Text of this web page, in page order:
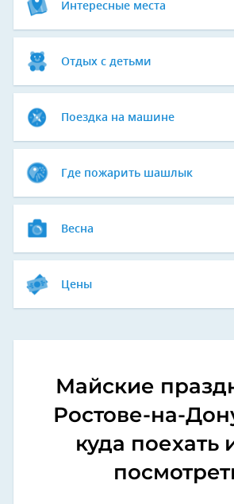
Интересные места
Отдых с детьми
Поездка на машине
Где пожарить шашлык
Весна
Цены
Майские
Ростове-на-
куда поехать